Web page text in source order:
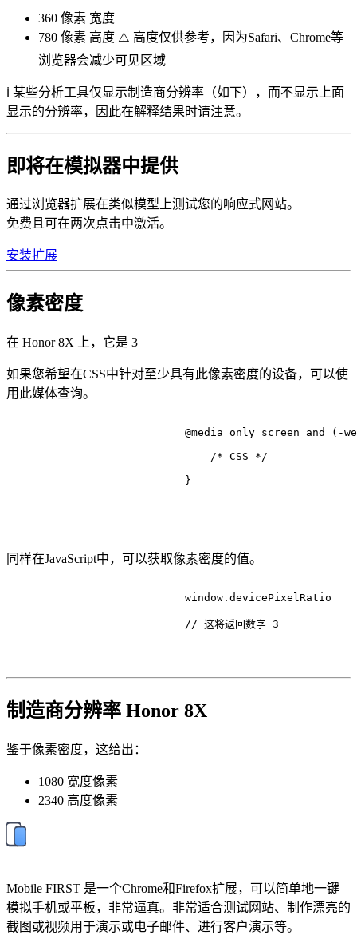
360 像素 宽度
780 像素 高度 ⚠️ 高度仅供参考，因为Safari、Chrome等
浏览器会减少可见区域
ℹ️ 某些分析工具仅显示制造商分辨率（如下），而不显示上面
显示的分辨率，因此在解释结果时请注意。
即将在模拟器中提供
通过浏览器扩展在类似模型上测试您的响应式网站。
免费且可在两次点击中激活。
安装扩展
像素密度
在 Honor 8X 上，它是 3
如果您希望在CSS中针对至少具有此像素密度的设备，可以使
用此媒体查询。
@media only screen and (-
/* CSS */
                            }
同样在JavaScript中，可以获取像素密度的值。
                            window.
devicePixelRatio
// 这将返回数字 3
制造商分辨率 Honor 8X
鉴于像素密度，这给出：
1080 宽度像素
2340 高度像素
Mobile FIRST 是一个Chrome和Firefox扩展，可以简单地一键
模拟手机或平板，非常逼真。非常适合测试网站、制作漂亮的
截图或视频用于演示或电子邮件、进行客户演示等。